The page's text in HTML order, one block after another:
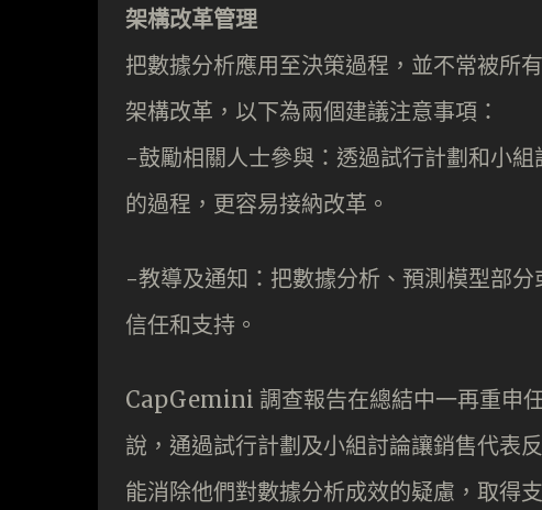
架構改革管理
把數據分析應用至決策過程，並不常被所
架構改革，以下為兩個建議注意事項：
-鼓勵相關人士參與：透過試行計劃和小
的過程，更容易接納改革。
-教導及通知：把數據分析、預測模型部
信任和支持。
CapGemini 調查報告在總結中一再重申
說，通過試行計劃及小組討論讓銷售代表
能消除他們對數據分析成效的疑慮，取得支